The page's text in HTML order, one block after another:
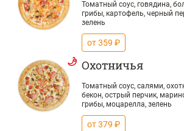
Томатный соус, говядина,
грибы, картофель, черный
зелень
от 359 ₽
Охотничья
Томатный соус, салями,
бекон, острый перчик,
грибы, моцарелла, зелень
от 379 ₽